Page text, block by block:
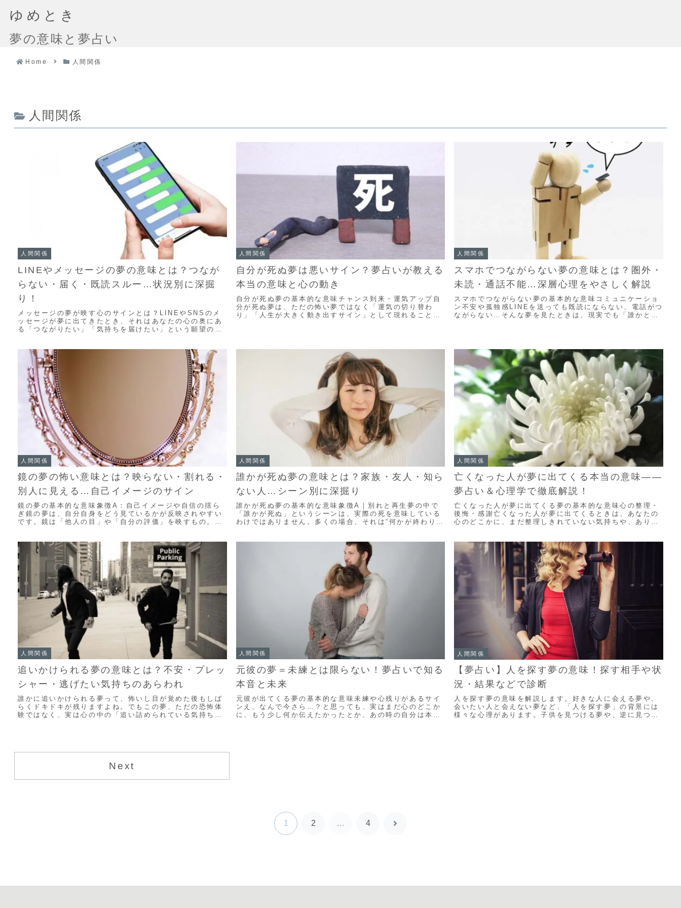
ゆめとき
夢の意味と夢占い
Home 人間関係
人間関係
人間関係
LINEやメッセージの夢の意味とは？つなが
らない・届く・既読スルー…状況別に深掘
り！
メッセージの夢が映す心のサインとは？LINEやSNSのメ
ッセージが夢に出てきたとき、それはあなたの心の奥にあ
る「つながりたい」「気持ちを届けたい」という願望のあ
人間関係
自分が死ぬ夢は悪いサイン？夢占いが教える
本当の意味と心の動き
自分が死ぬ夢の基本的な意味チャンス到来・運気アップ自
分が死ぬ夢は、ただの怖い夢ではなく「運気の切り替わ
り」「人生が大きく動き出すサイン」として現れることも
人間関係
スマホでつながらない夢の意味とは？圏外・
未読・通話不能…深層心理をやさしく解説
スマホでつながらない夢の基本的な意味コミュニケーショ
ン不安や孤独感LINEを送っても既読にならない、電話がつ
ながらない…そんな夢を見たときは、現実でも「誰かとち
人間関係
鏡の夢の怖い意味とは？映らない・割れる・
別人に見える…自己イメージのサイン
鏡の夢の基本的な意味象徴A：自己イメージや自信の揺ら
ぎ鏡の夢は、自分自身をどう見ているかが反映されやすい
です。鏡は「他人の目」や「自分の評価」を映すもの。見
人間関係
誰かが死ぬ夢の意味とは？家族・友人・知ら
ない人…シーン別に深掘り
誰かが死ぬ夢の基本的な意味象徴A｜別れと再生夢の中で
「誰かが死ぬ」というシーンは、実際の死を意味している
わけではありません。多くの場合、それは“何かが終わり、
人間関係
亡くなった人が夢に出てくる本当の意味――
夢占い＆心理学で徹底解説！
亡くなった人が夢に出てくる夢の基本的な意味心の整理・
後悔・感謝亡くなった人が夢に出てくるときは、あなたの
心のどこかに、まだ整理しきれていない気持ちや、ありが
人間関係
追いかけられる夢の意味とは？不安・プレッ
シャー・逃げたい気持ちのあらわれ
誰かに追いかけられる夢って、怖いし目が覚めた後もしば
らくドキドキが残りますよね。でもこの夢、ただの恐怖体
験ではなく、実は心の中の「追い詰められている気持ち」
人間関係
元彼の夢＝未練とは限らない！夢占いで知る
本音と未来
元彼が出てくる夢の基本的な意味未練や心残りがあるサイ
ンえ、なんで今さら…？と思っても、実はまだ心のどこか
に、もう少し何か伝えたかったとか、あの時の自分は本当
人間関係
【夢占い】人を探す夢の意味！探す相手や状
況・結果などで診断
人を探す夢の意味を解説します。好きな人に会える夢や、
会いたい人と会えない夢など、「人を探す夢」の背景には
様々な心理があります。子供を見つける夢や、逆に見つか
Next
1 2 … 4
次